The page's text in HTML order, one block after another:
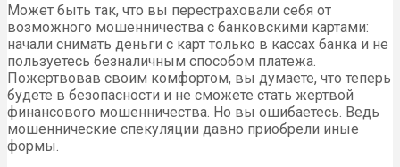
Может быть так, что вы перестраховали себя от
возможного мошенничества с банковскими картами:
начали снимать деньги с карт только в кассах банка и не
пользуетесь безналичным способом платежа.
Пожертвовав своим комфортом, вы думаете, что теперь
будете в безопасности и не сможете стать жертвой
финансового мошенничества. Но вы ошибаетесь. Ведь
мошеннические спекуляции давно приобрели иные
формы.